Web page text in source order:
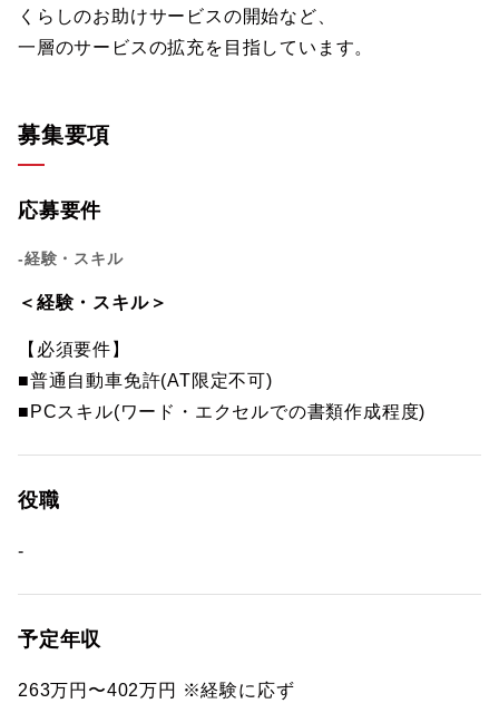
くらしのお助けサービスの開始など、
一層のサービスの拡充を目指しています。
募集要項
応募要件
-経験・スキル
＜経験・スキル＞
【必須要件】
■普通自動車免許(AT限定不可)
■PCスキル(ワード・エクセルでの書類作成程度)
役職
-
予定年収
263万円〜402万円 ※経験に応ず